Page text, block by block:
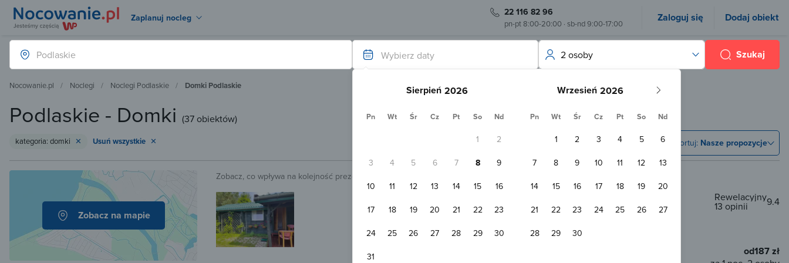
Zaplanuj nocleg 22 116 82 96
pn-pt 8:00-20:00 · sb-nd 9:00-17:00 Zaloguj się Dodaj obiekt
Wybierz daty
Sierpień Wrzesień
Pn Wt Śr Cz Pt So Nd Pn Wt Śr Cz Pt So Nd
1
2
3
4 5 6 7 8
9
10
11 12 13 14 15
16
17
18 19 20 21 22
23
24
25 26 27 28 29
30
31
1 2 3 4 5
6
7
8 9 10 11 12
13
14
15 16 17 18 19
20
21
22 23 24 25 26
27
28
29 30
2 osoby Szukaj
Nocowanie.pl Noclegi Noclegi Podlaskie Domki Podlaskie
Podlaskie - Domki (37 obiektów)
kategoria: domki Usuń wszystkie Sortuj: Nasze propozycje
Zobacz, co wpływa na kolejność prezentowanych obiektów.
Zielone Domki Serwy
9.4
Rewelacyjny
13 opinii
Darmowy parking
Przyjazny zwierzętom
od187 zł
Zobacz na mapie